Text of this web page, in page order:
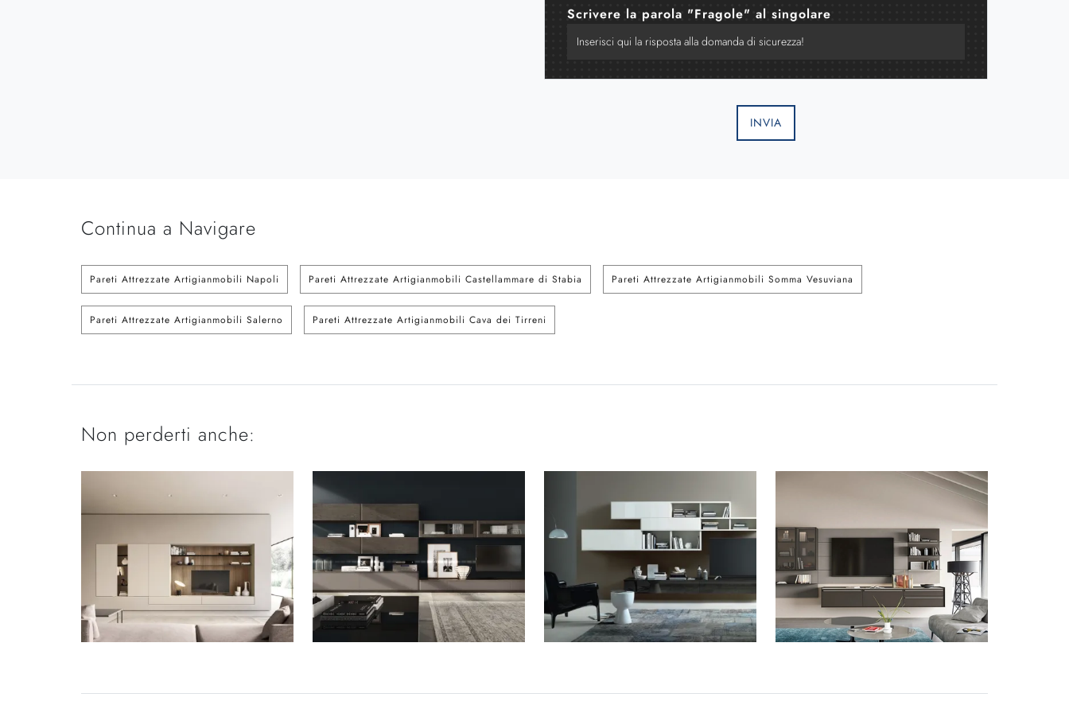
Scrivere la parola "Fragole" al singolare
INVIA
Continua a Navigare
Pareti Attrezzate Artigianmobili Napoli Pareti Attrezzate Artigianmobili Castellammare di Stabia Pareti Attrezzate Artigianmobili Somma Vesuviana
Pareti Attrezzate Artigianmobili Salerno Pareti Attrezzate Artigianmobili Cava dei Tirreni
Non perderti anche: